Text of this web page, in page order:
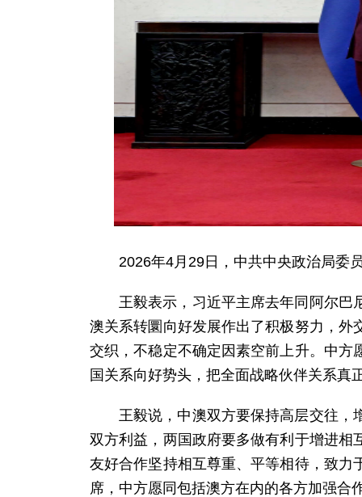
2026年4月29日，中共中央政治局委
王毅表示，习近平主席去年同阿尔巴
澳关系转圜向好发展作出了积极努力，
交织，不稳定不确定因素空前上升。中
国关系向好势头，把全面战略伙伴关系真
王毅说，中澳双方要保持高层交往，
双方利益，两国政府要多做有利于增进
友好合作坚持相互尊重、平等相待，致
席，中方愿同包括澳方在内的各方加强合